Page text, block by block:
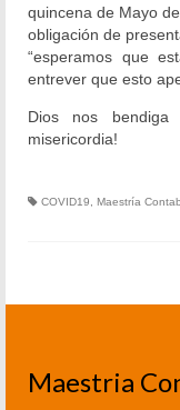
Servicios
Blog
quincena de Mayo
obligación de
“esperamos que
entrever que esto
Dios nos
misericordia!
COVID19 Maestría
Maestria